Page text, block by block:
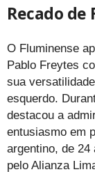
Recado de
O Fluminense
Pablo Freytes
sua
esquerdo.
destacou a
entusiasmo em
argentino, de 24
pelo Alianza